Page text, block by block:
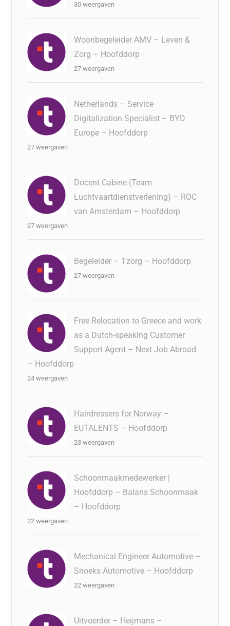
30 weergaven
Woonbegeleider AMV – Leven &
Zorg – Hoofddorp
27 weergaven
Netherlands – Service
Digitalization Specialist – BYD
Europe – Hoofddorp
27 weergaven
Docent Cabine (Team
Luchtvaartdienstverlening) – ROC
van Amsterdam – Hoofddorp
27 weergaven
Begeleider – Tzorg – Hoofddorp
27 weergaven
Free Relocation to Greece and work
as a Dutch-speaking Customer
Support Agent – Next Job Abroad
– Hoofddorp
24 weergaven
Hairdressers for Norway –
EUTALENTS – Hoofddorp
23 weergaven
Schoonmaakmedewerker |
Hoofddorp – Balans Schoonmaak
– Hoofddorp
22 weergaven
Mechanical Engineer Automotive –
Snoeks Automotive – Hoofddorp
22 weergaven
Uitvoerder – Heijmans –